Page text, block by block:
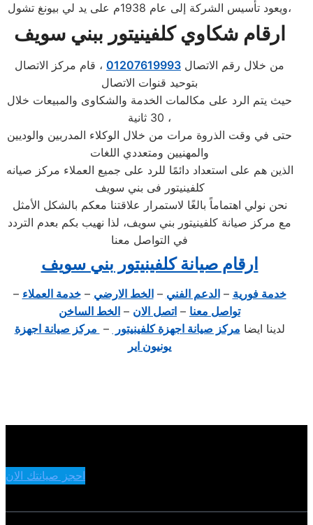
ويعود تأسيس الشركة إلى عام 1938م على يد لي بيونغ تشول،
ارقام شكاوي كلفينيتور ببني سويف
من خلال رقم الاتصال 01207619993 ، قام مركز الاتصال
بتوحيد قنوات الاتصال
حيث يتم الرد على مكالمات الخدمة والشكاوى والمبيعات خلال
30 ثانية ،
حتى في وقت الذروة مرات من خلال الوكلاء المدربين والوديين
والمهنيين ومتعددي اللغات
الذين هم على استعداد دائمًا للرد على جميع العملاء مركز صيانه
كلفينيتور فى بني سويف
نحن نولي اهتماماً بالغًا لاستمرار علاقتنا معكم بالشكل الأمثل
مع مركز صيانة كلفينيتور بني سويف، لذا نهيب بكم بعدم التردد
في التواصل معنا
ارقام صيانة كلفينيتور بني سويف
خدمة فورية –الدعم الفني –الخط الارضي –خدمة العملاء –
تواصل معنا – اتصل الان – الخط الساخن
لدينا ايضا مركز صيانة اجهزة كلفينيتور – مركز صيانة اجهزة
يونيون اير
احجز صيانتك الان